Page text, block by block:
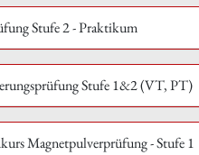
Stufe 2 - Praktikum
Stufe 1&2 (VT, PT)
Magnetpulverprüfung - Stufe 1